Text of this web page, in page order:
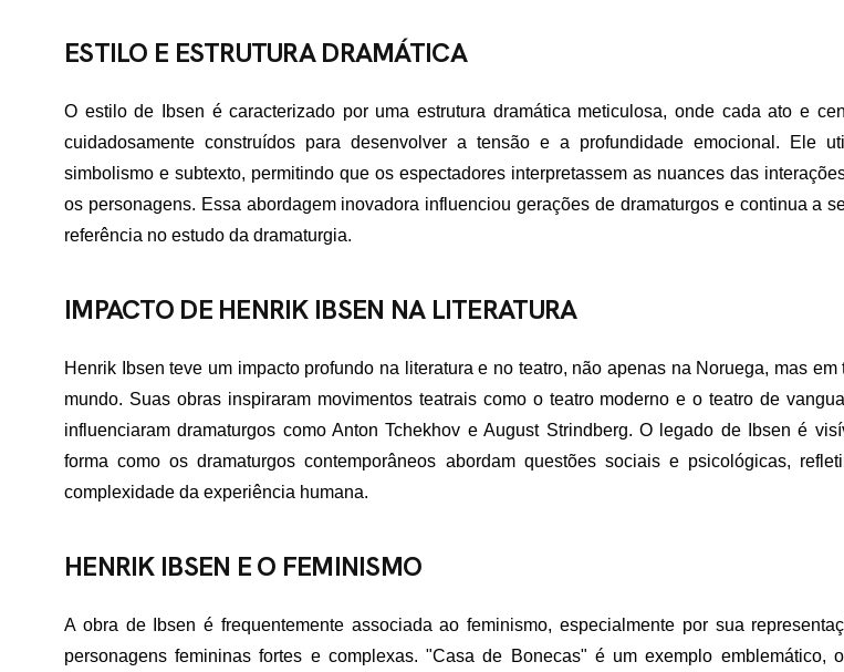
ATENDIDAS
NÓS
ESTILO E ESTRUTURA DRAMÁTICA
O estilo de Ibsen é caracterizado por uma estrutura dramática meticulosa, onde cada ato e
cuidadosamente construídos para desenvolver a tensão e a profundidade emocional. Ele
simbolismo e subtexto, permitindo que os espectadores interpretassem as nuances das
os personagens. Essa abordagem inovadora influenciou gerações de dramaturgos e continua a
referência no estudo da dramaturgia.
IMPACTO DE HENRIK IBSEN NA LITERATURA
Henrik Ibsen teve um impacto profundo na literatura e no teatro, não apenas na Noruega, mas em
mundo. Suas obras inspiraram movimentos teatrais como o teatro moderno e o teatro de
influenciaram dramaturgos como Anton Tchekhov e August Strindberg. O legado de Ibsen é
forma como os dramaturgos contemporâneos abordam questões sociais e psicológicas,
complexidade da experiência humana.
HENRIK IBSEN E O FEMINISMO
A obra de Ibsen é frequentemente associada ao feminismo, especialmente por sua
personagens femininas fortes e complexas. "Casa de Bonecas" é um exemplo emblemático,